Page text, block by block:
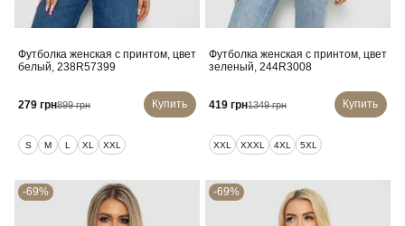
Футболка женская с принтом, цвет
белый, 238R57399
279 грн899 грн Купить
S M L XL XXL
Футболка женская с принтом, цвет
зеленый, 244R3008
419 грн1349 грн Купить
XXL XXXL 4XL 5XL
-69% -69%